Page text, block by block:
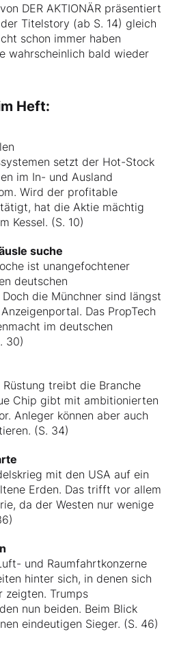
DER AKTIONÄR präsentiert
Titelstory (ab S. 14) gleich
schon immer haben
wahrscheinlich bald wieder
Heft:
setzt der Hot-Stock
im In- und Ausland
Wird der profitable
hat die Aktie mächtig
Kessel. (S. 10)
suche
ist unangefochtener
deutschen
die Münchner sind längst
Das PropTech
im deutschen
30)
Rüstung treibt die Branche
Chip gibt mit ambitionierten
Anleger können aber auch
(S. 34)
mit den USA auf ein
Erden. Das trifft vor allem
da der Westen nur wenige
und Raumfahrtkonzerne
hinter sich, in denen sich
zeigten. Trumps
nun beiden. Beim Blick
eindeutigen Sieger. (S. 46)